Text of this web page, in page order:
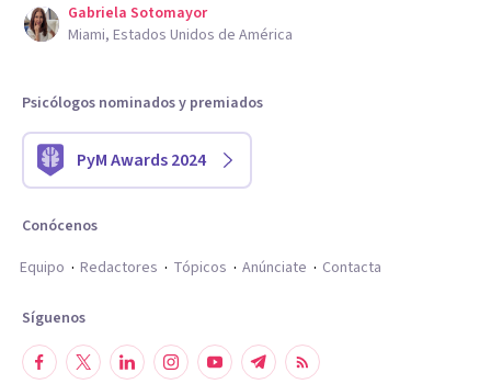
Gabriela Sotomayor
Miami, Estados Unidos de América
Psicólogos nominados y premiados
PyM Awards 2024
Conócenos
Equipo
Redactores Tópicos Anúnciate Contacta
Síguenos